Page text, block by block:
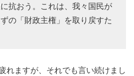
抗おう。これは、我々国民が
の「財政主権」を取り戻すた
れますが、それでも言い続けまし